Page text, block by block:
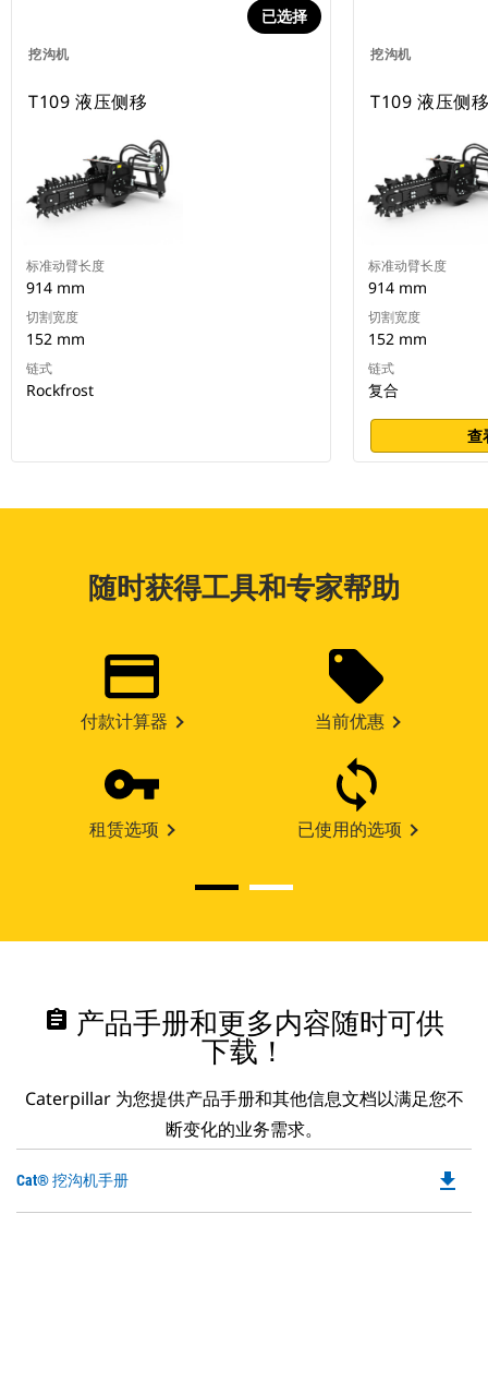
挖沟机
已选择
T109 液压侧移
标准动臂长度
914 mm
切割宽度
152 mm
链式
Rockfrost
挖沟机
T109 液压侧
标准动臂长度
914 mm
切割宽度
152 mm
链式
复合
查
随时获得工具和专家帮助
付款计算器 当前优惠
租赁选项 已使用的选项
assignment 产品手册和更多内容随时可供
下载！
Caterpillar 为您提供产品手册和其他信息文档以满足您不
断变化的业务需求。
Cat® 挖沟机手册 file_download